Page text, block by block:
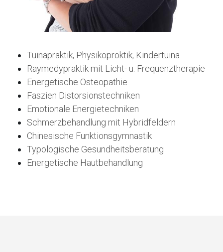
Tuinapraktik, Physikoproktik, Kindertuina
Raymedypraktik mit Licht- u. Frequenztherapie
Energetische Osteopathie
Faszien Distorsionstechniken
Emotionale Energietechniken
Schmerzbehandlung mit Hybridfeldern
Chinesische Funktionsgymnastik
Typologische Gesundheitsberatung
Energetische Hautbehandlung